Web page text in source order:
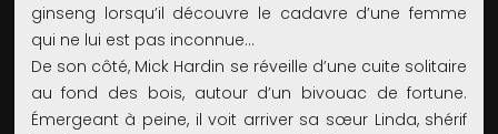
ginseng lorsqu’il découvre le cadavre d’une femme
qui ne lui est pas inconnue…
De son côté, Mick Hardin se réveille d’une cuite solitaire
au fond des bois, autour d’un bivouac de fortune.
Émergeant à peine, il voit arriver sa sœur Linda, shérif